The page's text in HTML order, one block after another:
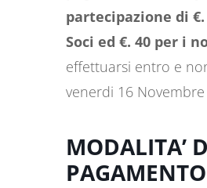
partecipazione di
Soci ed €. 40 per i
effettuarsi entro e
venerdi 16 Novembre
MODALITA’